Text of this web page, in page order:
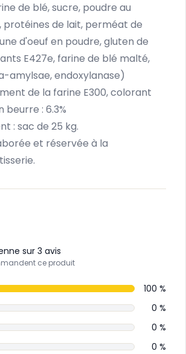
de blé, sucre, poudre au
de lait, perméat de
d'oeuf en poudre, gluten de
E427e, farine de blé malté,
amylsae, endoxylanase)
de la farine E300, colorant
beurre : 6.3%
: sac de 25 kg.
et réservée à la
sur 3 avis
ce produit
100 %
0 %
0 %
0 %